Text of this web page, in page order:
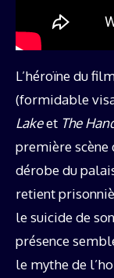
L’héroïne du
(formidable
Lakeet The
première scène
dérobe du
retient
le suicide de
présence
le mythe de